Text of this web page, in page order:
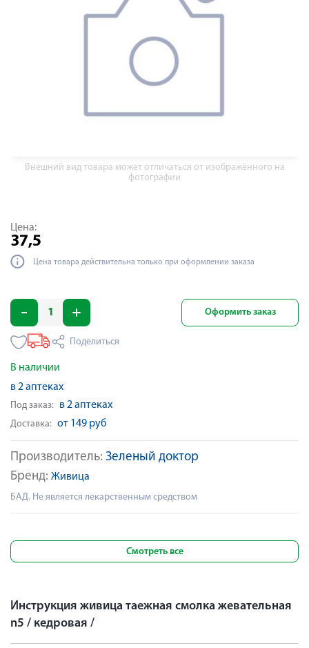
Внешний вид товара может отличаться от изображённого на
фотографии
Производитель: Зеленый доктор
Бренд: Живица
БАД. Не является лекарственным средством
Цена:
37,5
Цена товара действительна только при оформлении заказа
Оформить заказ
Поделиться
В наличии
в 2 аптеках
Под заказ: в 2 аптеках
Доставка: от 149 руб
Смотреть все
Инструкция живица таежная смолка жевательная
n5 / кедровая /